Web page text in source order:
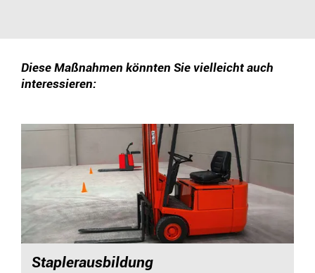
Diese Maßnahmen könnten Sie vielleicht auch
interessieren:
Staplerausbildung